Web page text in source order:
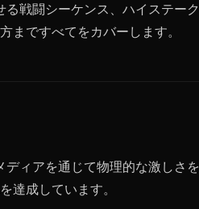
戦闘シーケンス、ハイステー
まですべてをカバーします。
ィアを通じて物理的な激しさ
達成しています。